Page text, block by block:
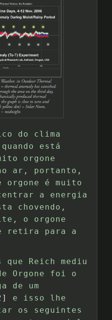
do clima
está
orgone
ar, portanto,
orgone é muito
a energia
chovendo,
o orgone
retira para a
que Reich mediu
Orgone foi o
de um
e isso lhe
os seguintes